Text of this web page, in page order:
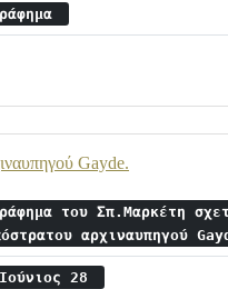
Gayde.
του Σπ.Μαρκέτη
αρχιναυπηγού
28